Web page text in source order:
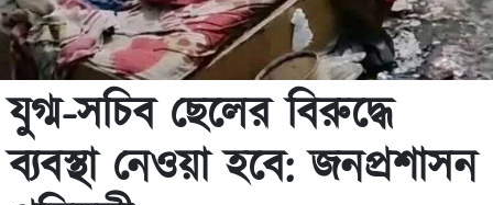
যুগ্ম-সচিব ছেলের বিরুদ্ধে
ব্যবস্থা নেওয়া হবে: জনপ্রশাসন